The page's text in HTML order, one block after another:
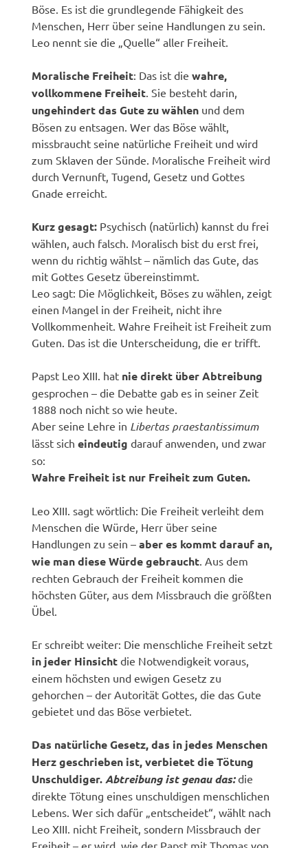
Böse. Es ist die grundlegende Fähigkeit des
Menschen, Herr über seine Handlungen zu sein.
Leo nennt sie die „Quelle“ aller Freiheit.
Moralische Freiheit: Das ist diewahre,
vollkommene Freiheit . Sie besteht darin,
ungehindert das Gute zu wählen und dem
Bösen zu entsagen. Wer das Böse wählt,
missbraucht seine natürliche Freiheit und wird
zum Sklaven der Sünde. Moralische Freiheit wird
durch Vernunft, Tugend, Gesetz und Gottes
Gnade erreicht.
Kurz gesagt: Psychisch (natürlich) kannst du frei
wählen, auch falsch. Moralisch bist du erst frei,
wenn du richtig wählst – nämlich das Gute, das
mit Gottes Gesetz übereinstimmt.
Leo sagt: Die Möglichkeit, Böses zu wählen, zeigt
einen Mangel in der Freiheit, nicht ihre
Vollkommenheit. Wahre Freiheit ist Freiheit zum
Guten. Das ist die Unterscheidung, die er trifft.
Papst Leo XIII. hat nie direkt über Abtreibung
gesprochen – die Debatte gab es in seiner Zeit
1888 noch nicht so wie heute.
Aber seine Lehre in Libertas praestantissimum
lässt sicheindeutig darauf anwenden, und zwar
so:
Wahre Freiheit ist nur Freiheit zum Guten.
Leo XIII. sagt wörtlich: Die Freiheit verleiht dem
Menschen die Würde, Herr über seine
Handlungen zu sein –aber es kommt darauf an,
wie man diese Würde gebraucht . Aus dem
rechten Gebrauch der Freiheit kommen die
höchsten Güter, aus dem Missbrauch die größten
Übel.
Er schreibt weiter: Die menschliche Freiheit setzt
in jeder Hinsicht die Notwendigkeit voraus,
einem höchsten und ewigen Gesetz zu
gehorchen – der Autorität Gottes, die das Gute
gebietet und das Böse verbietet.
Das natürliche Gesetz, das in jedes Menschen
Herz geschrieben ist, verbietet die Tötung
Unschuldiger. Abtreibung ist genau das:die
direkte Tötung eines unschuldigen menschlichen
Lebens. Wer sich dafür „entscheidet“, wählt nach
Leo XIII. nicht Freiheit, sondern Missbrauch der
Freiheit – er wird, wie der Papst mit Thomas von